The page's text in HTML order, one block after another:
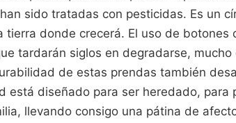
sido tratadas con pesticidas. Es un
tierra donde crecerá. El uso de
tardarán siglos en degradarse,
de estas prendas también
está diseñado para ser heredado, para
llevando consigo una pátina de